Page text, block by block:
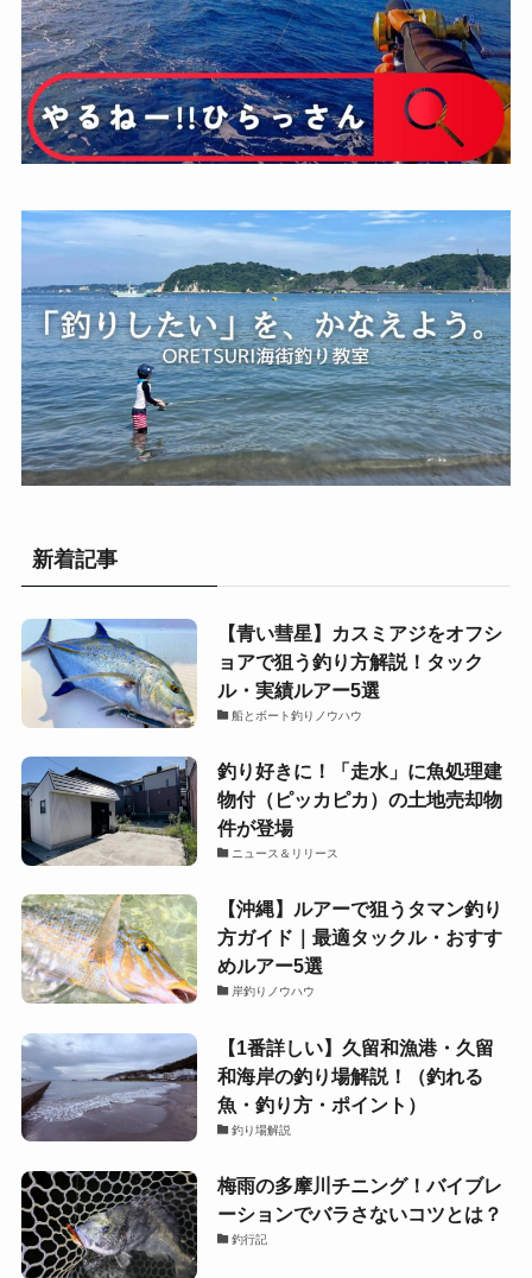
新着記事
【青い彗星】カスミアジをオフシ
ョアで狙う釣り方解説！タック
ル・実績ルアー5選
船とボート釣りノウハウ
釣り好きに！「走水」に魚処理建
物付（ピッカピカ）の土地売却物
件が登場
ニュース＆リリース
【沖縄】ルアーで狙うタマン釣り
方ガイド｜最適タックル・おすす
めルアー5選
岸釣りノウハウ
【1番詳しい】久留和漁港・久留
和海岸の釣り場解説！（釣れる
魚・釣り方・ポイント）
釣り場解説
梅雨の多摩川チニング！バイブレ
ーションでバラさないコツとは？
釣行記